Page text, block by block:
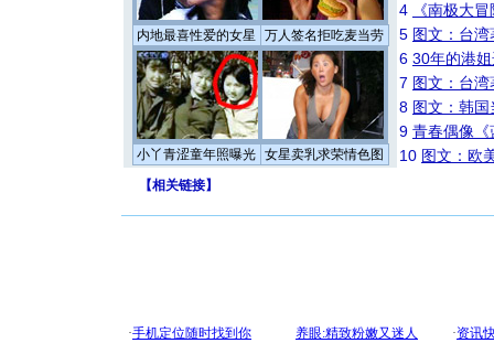
内地最喜性爱的女星 万人签名拒吃麦当劳
小丫青涩童年照曝光 女星卖乳求荣情色图
4
《南极大
5 图文：台
6 30年的港
7 图文：台
8 图文：韩
9 青春偶像《
10 图文：欧
【相关链接】